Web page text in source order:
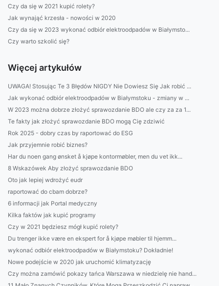
Czy da się w 2021 kupić rolety?
Jak wynająć krzesła - nowości w 2020
Czy da się w 2023 wykonać odbiór elektroodpadów w Białymsto...
Czy warto szkolić się?
Więcej artykułów
UWAGA! Stosując Te 3 Błędów NIGDY Nie Dowiesz Się Jak robić ...
Jak wykonać odbiór elektroodpadów w Białymstoku - zmiany w ...
W 2023 można dobrze złożyć sprawozdanie BDO ale czy za za 1...
Te fakty jak złożyć sprawozdanie BDO mogą Cię zdziwić
Rok 2025 - dobry czas by raportować do ESG
Jak przyjemnie robić biznes?
Har du noen gang ønsket å kjøpe kontormøbler, men du vet ikk...
8 Wskazówek Aby złożyć sprawozdanie BDO
Oto jak lepiej wdrożyć eudr
raportować do cbam dobrze?
6 informacji jak Portal medyczny
Kilka faktów jak kupić programy
Czy w 2021 będziesz mógł kupić rolety?
Du trenger ikke være en ekspert for å kjøpe møbler til hjemm...
wykonać odbiór elektroodpadów w Białymstoku? Dokładnie!
Nowe podejście w 2020 jak uruchomić klimatyzację
Czy można zamówić pokazy tańca Warszawa w niedzielę nie hand...